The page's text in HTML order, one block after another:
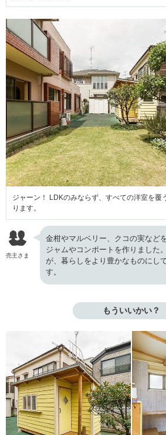
ジャーン！ LDKのみならず、すべての洋室を覆
ります。
売主さま
金柑やマルベリー、クコの実など
ジャムやコンポートを作りました
が、暮らしをより豊かなものにし
す。
もういいかい？